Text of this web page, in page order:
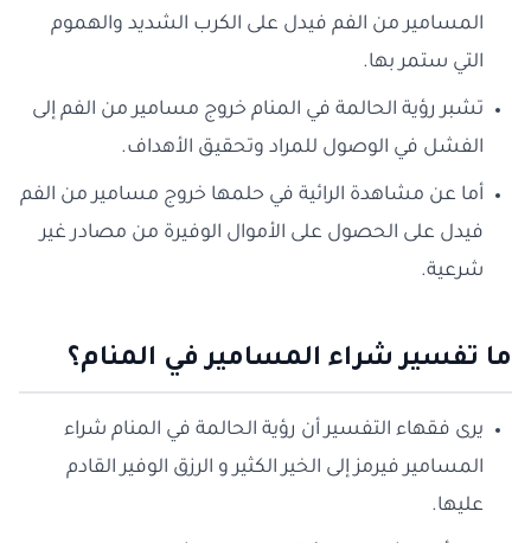
المسامير من الفم فيدل على الكرب الشديد والهموم
التي ستمر بها.
تشبر رؤية الحالمة في المنام خروج مسامير من الفم إلى
الفشل في الوصول للمراد وتحقيق الأهداف.
أما عن مشاهدة الرائية في حلمها خروج مسامير من الفم
فيدل على الحصول على الأموال الوفيرة من مصادر غير
شرعية.
ما تفسير شراء المسامير في المنام؟
يرى فقهاء التفسير أن رؤية الحالمة في المنام شراء
المسامير فيرمز إلى الخير الكثير و الرزق الوفير القادم
عليها.